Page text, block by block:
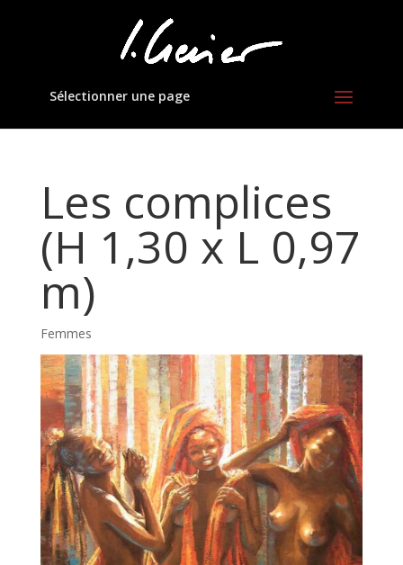
Sélectionner une page
Les complices
(H 1,30 x L 0,97
m)
Femmes